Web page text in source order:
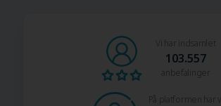
Vi har indsamlet
103.557
anbefalinger
På platformen har